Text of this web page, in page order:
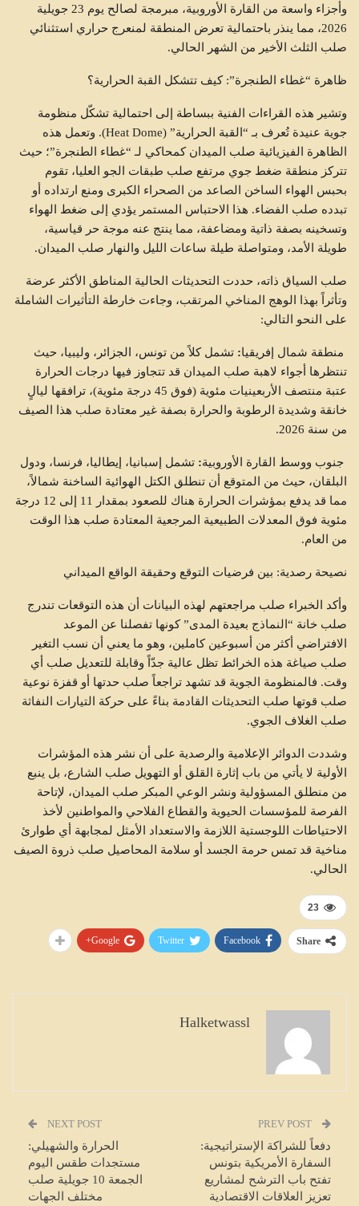
وأجزاء واسعة من القارة الأوروبية، مبرمجة لصالح يوم 23 جويلية
2026، مما ينذر باحتمالية تعرض المنطقة لمنعرج حراري استثنائي
صلب الثلث الأخير من الشهر الحالي.
ظاهرة “غطاء الطنجرة”: كيف تتشكل القبة الحرارية؟
وتشير هذه القراءات الفنية ببساطة إلى احتمالية تشكّل منظومة
جوية عنيدة تُعرف بـ “القبة الحرارية” (Heat Dome). وتعمل هذه
الظاهرة الفيزيائية صلب الميدان كمحاكي لـ “غطاء الطنجرة”؛ حيث
تتركز منطقة ضغط جوي مرتفع صلب طبقات الجو العليا، تقوم
بحبس الهواء الساخن الصاعد من الصحراء الكبرى ومنع ارتداده أو
تبدده صلب الفضاء. هذا الاحتباس المستمر يؤدي إلى ضغط الهواء
وتسخينه بصفة ذاتية ومضاعفة، مما ينتج عنه موجة حر قياسية،
طويلة الأمد، ومتواصلة طيلة ساعات الليل والنهار صلب الميدان.
صلب السياق ذاته، حددت التحديثات الحالية المناطق الأكثر عرضة
وتأثراً بهذا الوهج المناخي المرتقب، وجاءت خارطة التأثيرات الشاملة
على النحو التالي:
منطقة شمال إفريقيا: تشمل كلاً من تونس، الجزائر، وليبيا، حيث
تنتظرها أجواء لاهبة صلب الميدان قد تتجاوز فيها درجات الحرارة
عتبة منتصف الأربعينيات مئوية (فوق 45 درجة مئوية)، ترافقها ليالٍ
خانقة وشديدة الرطوبة والحرارة بصفة غير معتادة صلب هذا الصيف
من سنة 2026.
جنوب ووسط القارة الأوروبية: تشمل إسبانيا، إيطاليا، فرنسا، ودول
البلقان، حيث من المتوقع أن تنطلق الكتل الهوائية الساخنة شمالاً،
مما قد يدفع بمؤشرات الحرارة هناك للصعود بمقدار 11 إلى 12 درجة
مئوية فوق المعدلات الطبيعية المرجعية المعتادة صلب هذا الوقت
من العام.
نصيحة رصدية: بين فرضيات التوقع وحقيقة الواقع الميداني
وأكد الخبراء صلب مراجعتهم لهذه البيانات أن هذه التوقعات تندرج
صلب خانة “النماذج بعيدة المدى” كونها تفصلنا عن الموعد
الافتراضي أكثر من أسبوعين كاملين، وهو ما يعني أن نسب التغير
صلب صياغة هذه الخرائط تظل عالية جدّاً وقابلة للتعديل صلب أي
وقت. فالمنظومة الجوية قد تشهد تراجعاً صلب حدتها أو قفزة نوعية
صلب قوتها صلب التحديثات القادمة بناءً على حركة التيارات النفاثة
صلب الغلاف الجوي.
وشددت الدوائر الإعلامية والرصدية على أن نشر هذه المؤشرات
الأولية لا يأتي من باب إثارة القلق أو التهويل صلب الشارع، بل ينبع
من منطلق المسؤولية ونشر الوعي المبكر صلب الميدان، لإتاحة
الفرصة للمؤسسات الحيوية والقطاع الفلاحي والمواطنين لأخذ
الاحتياطات اللوجستية اللازمة والاستعداد الأمثل لمجابهة أي طوارئ
مناخية قد تمس حرمة الجسد أو سلامة المحاصيل صلب ذروة الصيف
الحالي.
23
Share
Facebook
Twitter
Google+
Halketwassl
دفعاً للشراكة الإستراتيجية:
السفارة الأمريكية بتونس
تفتح باب الترشح لمشاريع
تعزيز العلاقات الاقتصادية
NEXT POST
الحرارة والشهيلي:
مستجدات طقس اليوم
الجمعة 10 جويلية صلب
مختلف الجهات